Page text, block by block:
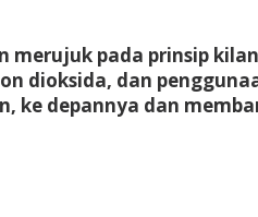
merujuk pada prinsip
dioksida, dan
ke depannya dan